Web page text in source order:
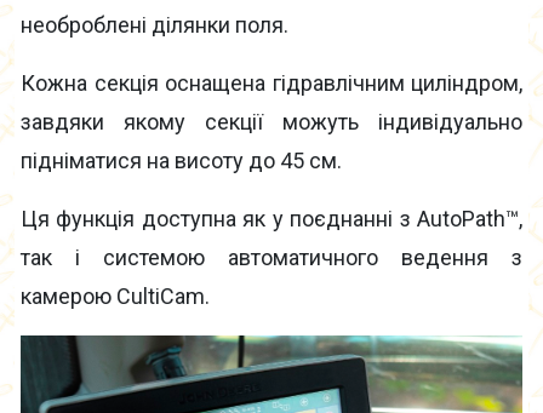
необроблені ділянки поля.
Кожна секція оснащена гідравлічним циліндром,
завдяки якому секції можуть індивідуально
підніматися на висоту до 45 см.
Ця функція доступна як у поєднанні з AutoPath™,
так і системою автоматичного ведення з
камерою CultiCam.